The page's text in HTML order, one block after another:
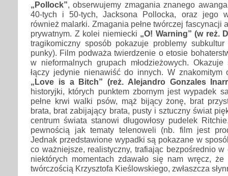
„Pollock” , obserwujemy zmagania znanego
40-tych i 50-tych, Jacksona Pollocka, oraz jego
również malarki. Zmagania pełne twórczej fascynacji
prywatnym. Z kolei niemiecki
„O! Warning” (w reż.
tragikomiczny sposób pokazuje problemy subkultur
punky). Film podważa twierdzenie o etosie
w nieformalnych grupach młodzieżowych.
łączy jedynie nienawiść do innych. W znakomitym
„Love is a Bitch” (reż. Alejandro Gonzales
historyjki, których punktem zbornym jest wypadek
pełne krwi walki psów, mąż bijący żonę, brat
brata, brat zabijający brata, pusty i sztuczny świat
centrum świata stanowi długowłosy pudelek
pewnością jak tematy telenoweli (nb. film jest
Jednak przedstawione wypadki są pokazane w
co ważniejsze, realistyczny, trafiając bezpośrednio w
niektórych momentach zdawało się nam wręcz, że
twórczością Krzysztofa Kieślowskiego, zwłaszcza